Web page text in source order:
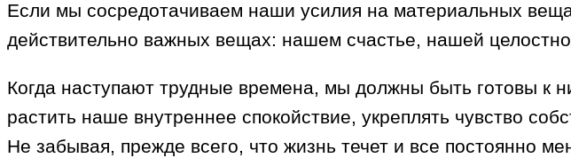
Если мы сосредотачиваем наши усилия на материальных
действительно важных вещах: нашем счастье, нашей
Когда наступают трудные времена, мы должны быть готовы к
растить наше внутреннее спокойствие, укреплять чувство
Не забывая, прежде всего, что жизнь течет и все постоянно